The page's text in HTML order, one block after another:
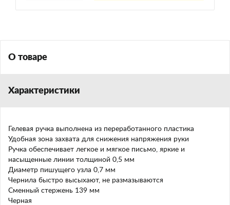
О товаре
Характеристики
Гелевая ручка выполнена из переработанного пластика
Удобная зона захвата для снижения напряжения руки
Ручка обеспечивает легкое и мягкое письмо, яркие и
насыщенные линии толщиной 0,5 мм
Диаметр пишущего узла 0,7 мм
Чернила быстро высыхают, не размазываются
Сменный стержень 139 мм
Черная